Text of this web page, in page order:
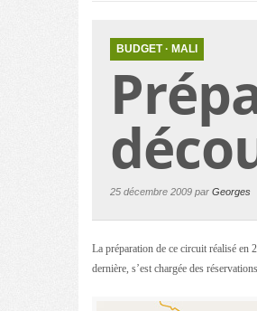
BUDGET· MALI
25 décembre 2009 par Georges
La préparation de ce circuit réalisé en
dernière, s’est chargée des